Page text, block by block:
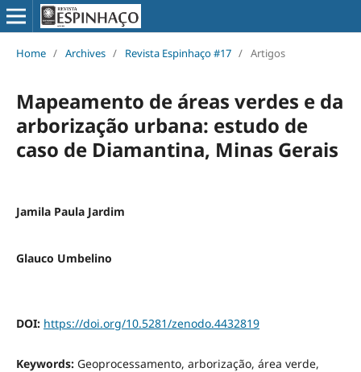
Home / Archives / Revista Espinhaço #17 / Artigos
Mapeamento de áreas verdes e da
arborização urbana: estudo de
caso de Diamantina, Minas Gerais
Jamila Paula Jardim
Glauco Umbelino
DOI: https://doi.org/10.5281/zenodo.4432819
Keywords: Geoprocessamento, arborização, área verde,